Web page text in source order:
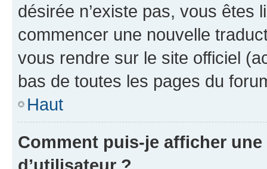
désirée n’existe pas, vous êtes
commencer une nouvelle
vous rendre sur le site officiel
bas de toutes les pages du
Haut
Comment puis-je afficher
d’utilisateur ?